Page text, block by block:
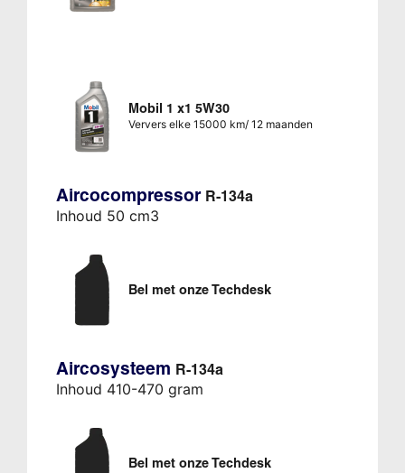
Mobil 1 x1 5W30
Ververs elke 15000 km/ 12 maanden
Aircocompressor R-134a
Inhoud 50 cm3
Bel met onze Techdesk
Aircosysteem R-134a
Inhoud 410-470 gram
Bel met onze Techdesk